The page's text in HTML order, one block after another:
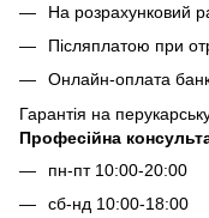
На розрахунковий
Післяплатою при
Онлайн-оплата
Гарантія на
Професійна
пн-пт 10:00-20:00
сб-нд 10:00-18:00